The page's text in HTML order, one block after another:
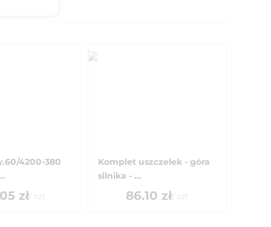
4200-380
zł/ szt
Komplet uszczelek - góra
silnika - ...
86.10 zł/ szt